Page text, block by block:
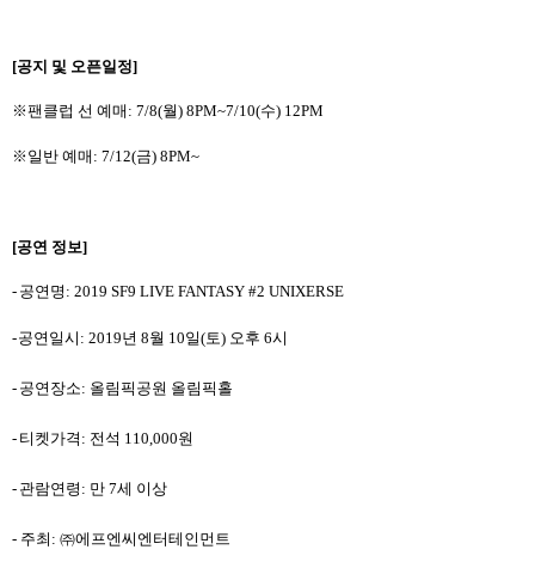
[공지 및 오픈일정]
※팬클럽 선 예매 : 7/8(월) 8PM~7/10(수) 12PM
※일반 예매 : 7/12(금) 8PM~
[공연 정보]
- 공연명 : 2019 SF9 LIVE FANTASY #2 UNIXERSE
-공연일시 : 2019년 8월 10일(토) 오후 6시
- 공연장소: 올림픽공원 올림픽홀
- 티켓가격 : 전석 110,000원
- 관람연령 : 만 7세 이상
- 주최 : ㈜에프엔씨엔터테인먼트